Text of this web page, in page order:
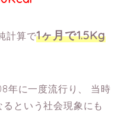
計算で1ヶ月で1.5Kg
年に一度流行り、
当時
という社会現象にも